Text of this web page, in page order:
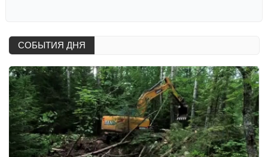
СОБЫТИЯ ДНЯ